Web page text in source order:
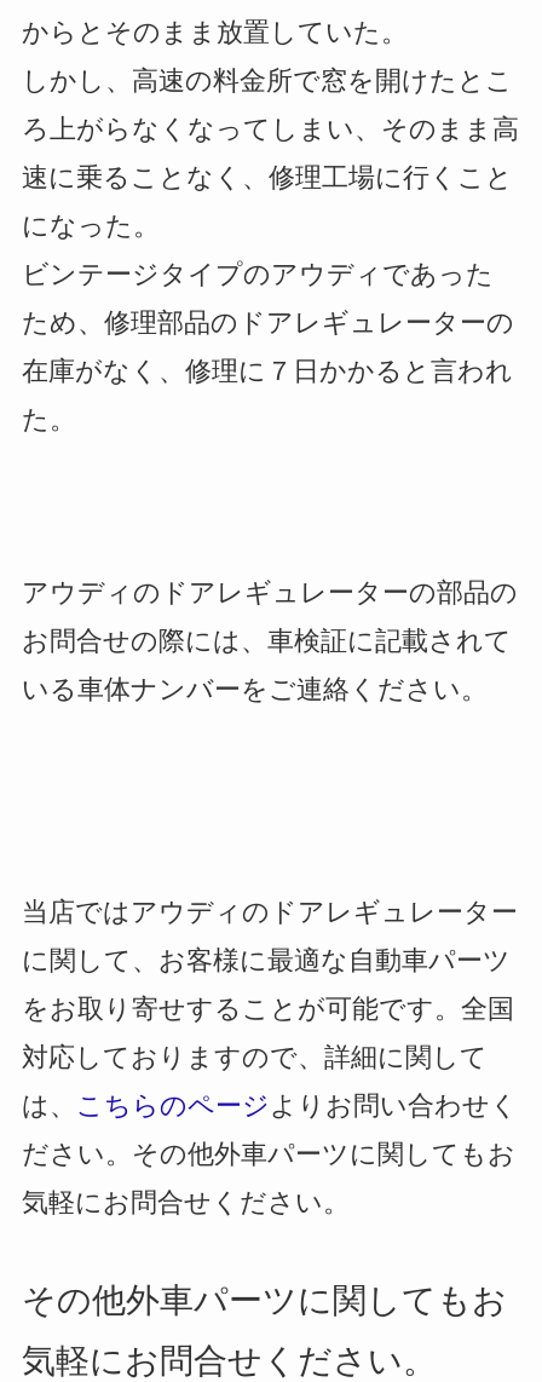
からとそのまま放置していた。
しかし、高速の料金所で窓を開けたとこ
ろ上がらなくなってしまい、そのまま高
速に乗ることなく、修理工場に行くこと
になった。
ビンテージタイプのアウディであった
ため、修理部品のドアレギュレーターの
在庫がなく、修理に７日かかると言われ
た。
アウディのドアレギュレーターの部品の
お問合せの際には、車検証に記載されて
いる車体ナンバーをご連絡ください。
当店ではアウディのドアレギュレーター
に関して、お客様に最適な自動車パーツ
をお取り寄せすることが可能です。全国
対応しておりますので、詳細に関して
は、 こちらのページ よりお問い合わせく
ださい。その他外車パーツに関してもお
気軽にお問合せください。
その他外車パーツに関してもお
気軽にお問合せください。